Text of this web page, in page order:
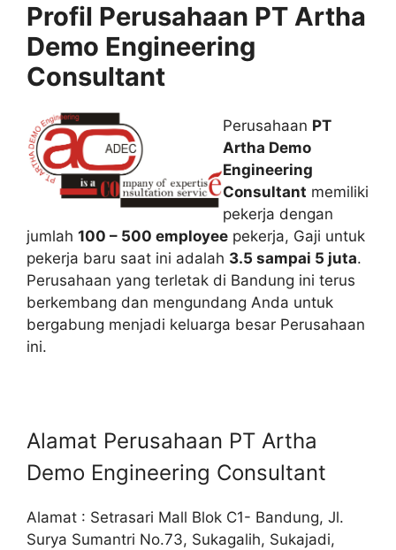
Profil Perusahaan PT Artha
Demo Engineering
Consultant
Perusahaan PT
Artha Demo
Engineering
Consultant memiliki
pekerja dengan
jumlah 100 – 500 employee pekerja, Gaji untuk
pekerja baru saat ini adalah 3.5 sampai 5 juta.
Perusahaan yang terletak di Bandung ini terus
berkembang dan mengundang Anda untuk
bergabung menjadi keluarga besar Perusahaan
ini.
Alamat Perusahaan PT Artha
Demo Engineering Consultant
Alamat : Setrasari Mall Blok C1- Bandung, Jl.
Surya Sumantri No.73, Sukagalih, Sukajadi,